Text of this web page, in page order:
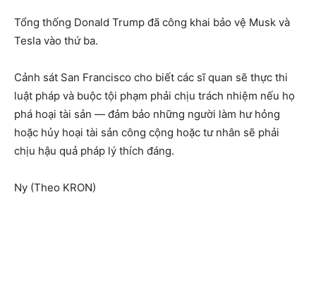
Tổng thống Donald Trump đã công khai bảo vệ Musk và
Tesla vào thứ ba.
Cảnh sát San Francisco cho biết các sĩ quan sẽ thực thi
luật pháp và buộc tội phạm phải chịu trách nhiệm nếu họ
phá hoại tài sản — đảm bảo những người làm hư hỏng
hoặc hủy hoại tài sản công cộng hoặc tư nhân sẽ phải
chịu hậu quả pháp lý thích đáng.
Ny (Theo KRON)